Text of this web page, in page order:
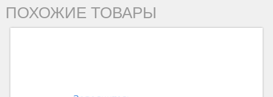
ПОХОЖИЕ ТОВАРЫ